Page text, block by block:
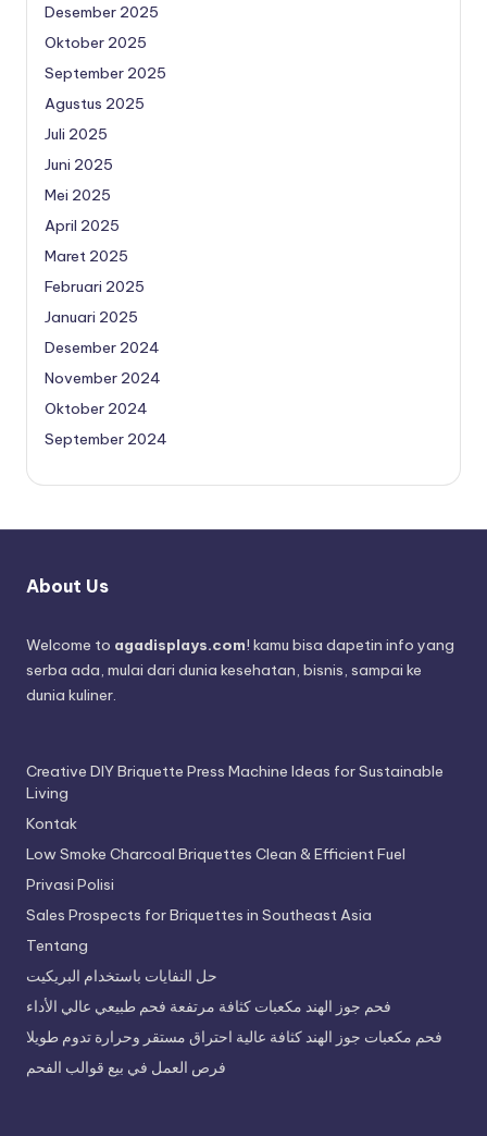
Desember 2025
Oktober 2025
September 2025
Agustus 2025
Juli 2025
Juni 2025
Mei 2025
April 2025
Maret 2025
Februari 2025
Januari 2025
Desember 2024
November 2024
Oktober 2024
September 2024
About Us
Welcome to agadisplays.com! kamu bisa dapetin info yang
serba ada, mulai dari dunia kesehatan, bisnis, sampai ke
dunia kuliner.
Creative DIY Briquette Press Machine Ideas for Sustainable
Living
Kontak
Low Smoke Charcoal Briquettes Clean & Efficient Fuel
Privasi Polisi
Sales Prospects for Briquettes in Southeast Asia
Tentang
حل النفايات باستخدام البريكيت
فحم جوز الهند مكعبات كثافة مرتفعة فحم طبيعي عالي الأداء
فحم مكعبات جوز الهند كثافة عالية احتراق مستقر وحرارة تدوم طويلا
فرص العمل في بيع قوالب الفحم